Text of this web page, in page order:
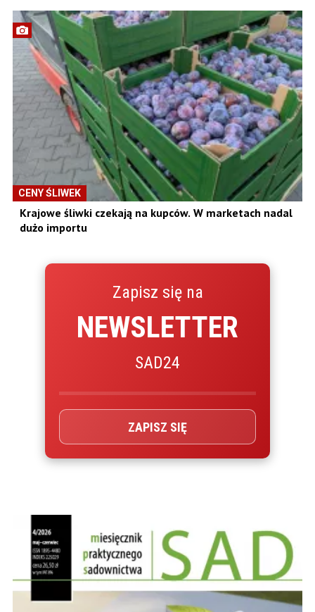
CENY ŚLIWEK
Krajowe śliwki czekają na kupców. W marketach nadal
dużo importu
Zapisz się na
NEWSLETTER
SAD24
ZAPISZ SIĘ